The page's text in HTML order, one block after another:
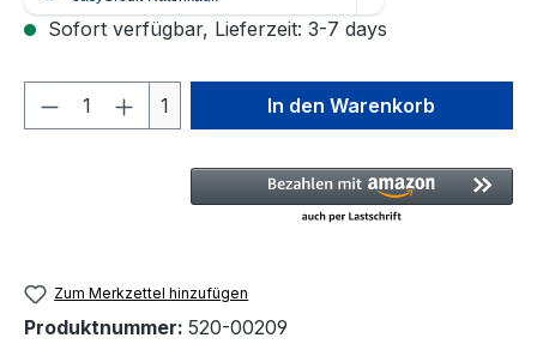
Sofort verfügbar, Lieferzeit: 3-7 days
Produkt Anzahl: Gib den
1 In den Warenkorb
Zum Merkzettel hinzufügen
Produktnummer: 520-00209